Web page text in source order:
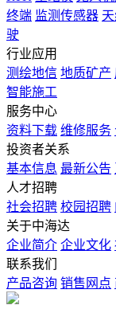
终端 监测传感器
驶
行业应用
测绘地信 地质矿产
智能施工
服务中心
资料下载 维修服务
投资者关系
基本信息 最新公告
人才招聘
社会招聘 校园招聘
关于中海达
企业简介 企业文化
联系我们
产品咨询 销售网点